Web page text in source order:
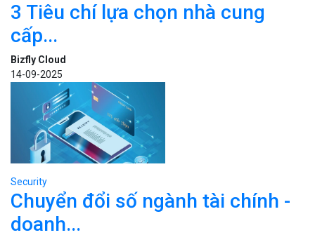
3 Tiêu chí lựa chọn nhà cung
cấp...
Bizfly Cloud
14-09-2025
Security
Chuyển đổi số ngành tài chính -
doanh...